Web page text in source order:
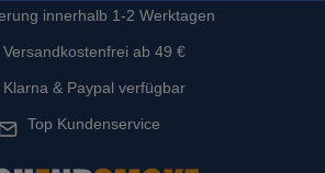
innerhalb 1-2 Werktagen
Versandkostenfrei ab 49 €
Klarna & Paypal verfügbar
Top Kundenservice